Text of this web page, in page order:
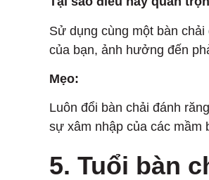
Sử dụng cùng một bàn
của bạn, ảnh hưởng đến
Mẹo:
Luôn đổi bàn chải đánh
sự xâm nhập của các mầm
5. Tuổi bàn